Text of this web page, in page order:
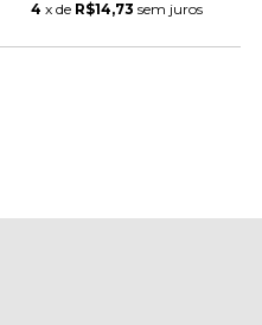
4 x de R$14,73 sem juros